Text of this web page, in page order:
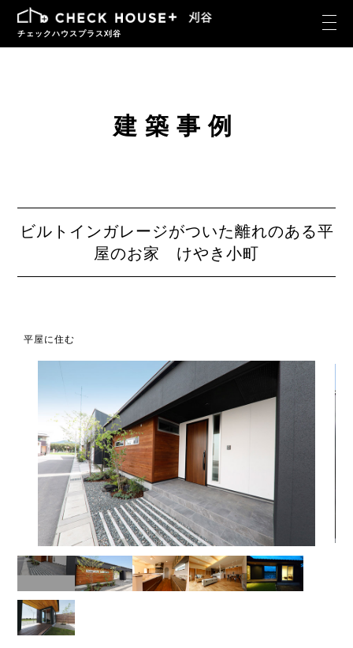
チェックハウスプラス刈谷
建築事例
ビルトインガレージがついた離れのある平
屋のお家 けやき小町
平屋に住む